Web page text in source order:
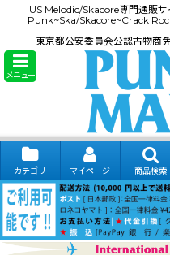
US Melodic/Skacore専門通販
Punk~Ska/Skacore~Crack
東京都公安委員会公認古物商
メニュー
カテゴリ マイページ 商品検索